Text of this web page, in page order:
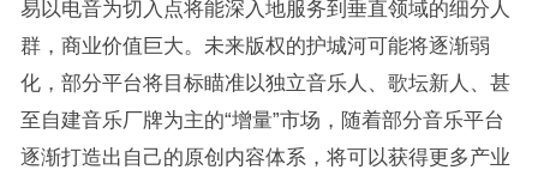
易以电音为切入点将能深入地服务到垂直领域的细分人
群，商业价值巨大。未来版权的护城河可能将逐渐弱
化，部分平台将目标瞄准以独立音乐人、歌坛新人、甚
至自建音乐厂牌为主的“增量”市场，随着部分音乐平台
逐渐打造出自己的原创内容体系，将可以获得更多产业